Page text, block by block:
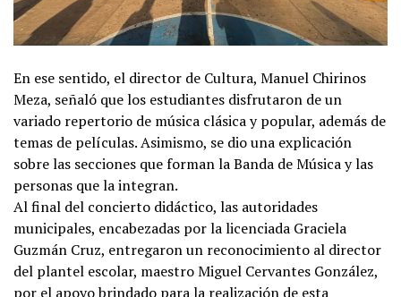
En ese sentido, el director de Cultura, Manuel Chirinos
Meza, señaló que los estudiantes disfrutaron de un
variado repertorio de música clásica y popular, además de
temas de películas. Asimismo, se dio una explicación
sobre las secciones que forman la Banda de Música y las
personas que la integran.
Al final del concierto didáctico, las autoridades
municipales, encabezadas por la licenciada Graciela
Guzmán Cruz, entregaron un reconocimiento al director
del plantel escolar, maestro Miguel Cervantes González,
por el apoyo brindado para la realización de esta